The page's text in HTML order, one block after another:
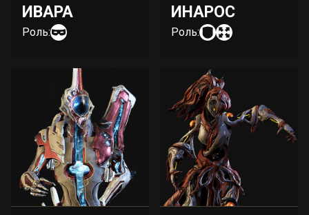
ИВАРА
Роль:
ИНАРОС
Роль: